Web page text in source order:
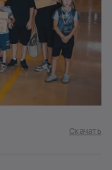
Скачать